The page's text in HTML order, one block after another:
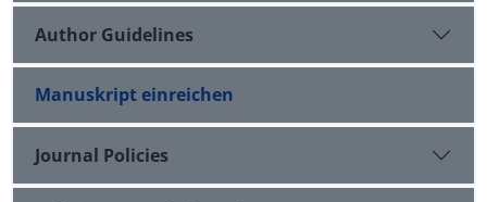
Author Guidelines
Manuskript einreichen
Journal Policies